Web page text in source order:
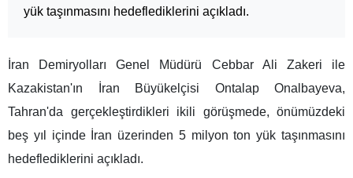
yük taşınmasını hedeflediklerini açıkladı.
İran Demiryolları Genel Müdürü Cebbar Ali Zakeri ile
Kazakistan'ın İran Büyükelçisi Ontalap Onalbayeva,
Tahran'da gerçekleştirdikleri ikili görüşmede, önümüzdeki
beş yıl içinde İran üzerinden 5 milyon ton yük taşınmasını
hedeflediklerini açıkladı.